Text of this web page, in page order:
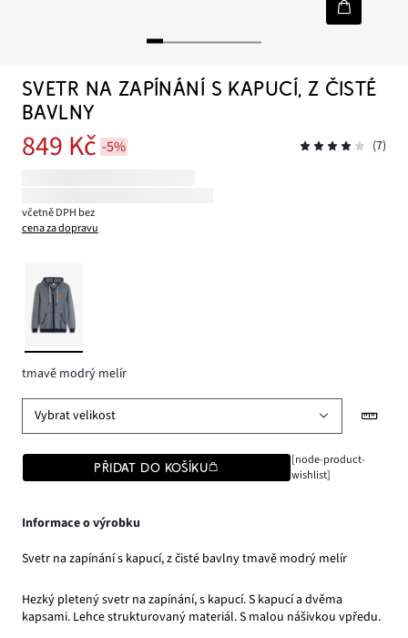
SVETR NA ZAPÍNÁNÍ S KAPUCÍ, Z ČISTÉ
BAVLNY
849 Kč -5% (7)
včetně DPH bez
cena za dopravu
tmavě modrý melír
Vybrat velikost
PŘIDAT DO KOŠÍKU
[node-product-
wishlist]
Informace o výrobku
Svetr na zapínání s kapucí, z čisté bavlny tmavě modrý melír
Hezký pletený svetr na zapínání, s kapucí. S kapucí a dvěma
kapsami. Lehce strukturovaný materiál. S malou nášivkou vpředu.